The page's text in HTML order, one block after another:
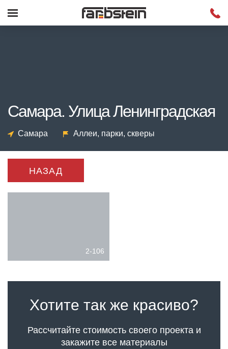
Самара. Улица Ленинградская
Самара Аллеи, парки, скверы
НАЗАД
2-106
Хотите так же красиво?
Рассчитайте стоимость своего проектаи
закажите все материалы